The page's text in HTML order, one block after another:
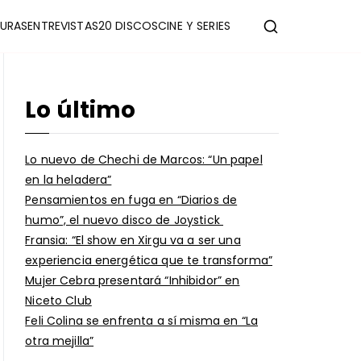
ENTREVISTAS20 DISCOSCINE Y SERIES
Lo último
Lo nuevo de Chechi de Marcos: “Un papel
en la heladera”
Pensamientos en fuga en “Diarios de
humo”, el nuevo disco de Joystick
Fransia: “El show en Xirgu va a ser una
experiencia energética que te transforma”
Mujer Cebra presentará “Inhibidor” en
Niceto Club
Feli Colina se enfrenta a sí misma en “La
otra mejilla”